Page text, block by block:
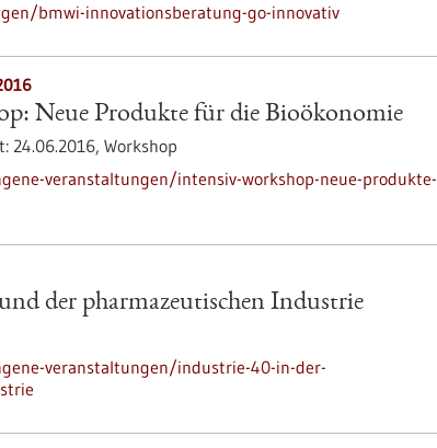
bmwi-innovationsberatung-go-innovativ
Neue Produkte für die Bioökonomie
24.06.2016, Workshop
veranstaltungen/intensiv-workshop-neue-produkte-
der pharmazeutischen Industrie
veranstaltungen/industrie-40-in-der-